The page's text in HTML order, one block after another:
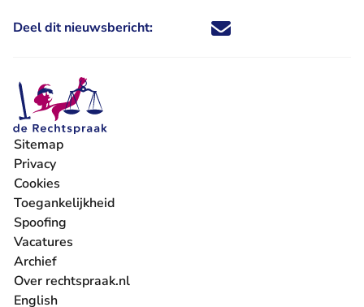
Deel dit nieuwsbericht: Deel dit nieuwsbericht via X -
Deel dit nieuwsbericht via
Deel dit nieuwsbericht
Deel dit
Sitemap
Privacy
Cookies
Toegankelijkheid
Spoofing
Vacatures
- U verlaat Rechtspraak.nl
Archief
Over rechtspraak.nl
English